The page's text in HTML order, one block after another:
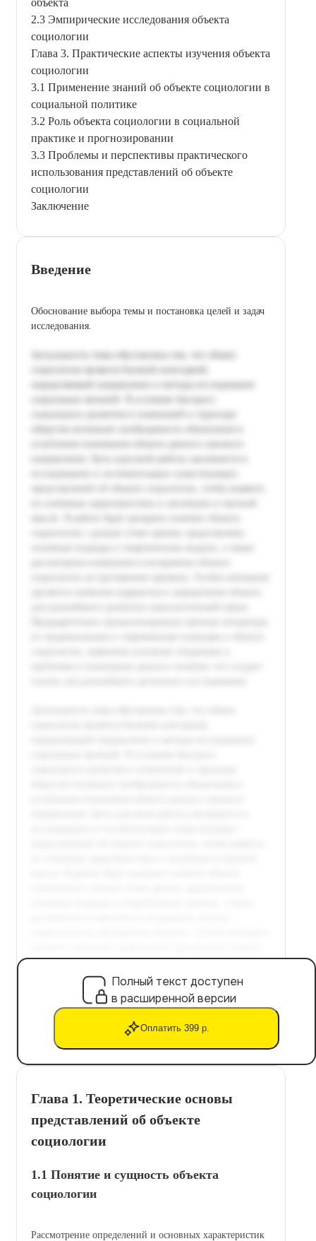
2.3 Эмпирические исследования объекта
социологии
Глава 3. Практические аспекты изучения объекта
социологии
3.1 Применение знаний об объекте социологии в
социальной политике
3.2 Роль объекта социологии в социальной
практике и прогнозировании
3.3 Проблемы и перспективы практического
использования представлений об объекте
социологии
Заключение
Введение
Обоснование выбора темы и постановка целей и задач
исследования.
Полный текст доступен
в расширенной версии
Оплатить 399 р.
Глава 1. Теоретические основы
представлений об объекте
социологии
1.1 Понятие и сущность объекта
социологии
Рассмотрение определений и основных характеристик